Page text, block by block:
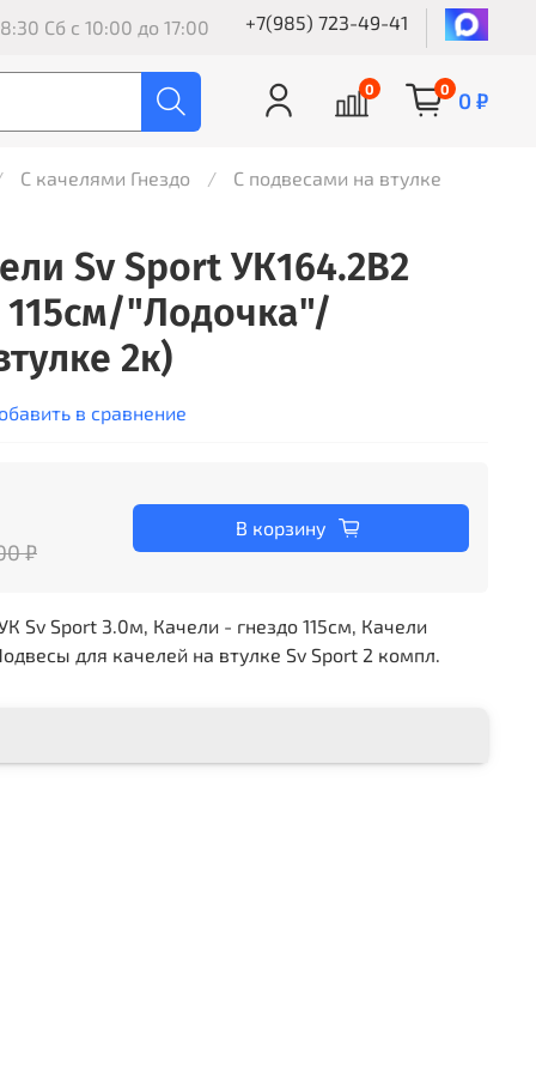
Сб с 10:00 до 17:00 +7(985) 723-49-41
0 0 0 ₽
С качелями Гнездо С подвесами на втулке
Sv Sport УК164.2В2
"Лодочка"/
2к)
в сравнение
₽
В корзину
Sport 3.0м, Качели - гнездо 115см, Качели
для качелей на втулке Sv Sport 2 компл.